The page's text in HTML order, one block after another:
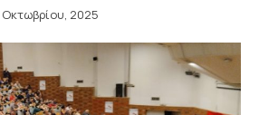
Οκτωβρίου, 2025